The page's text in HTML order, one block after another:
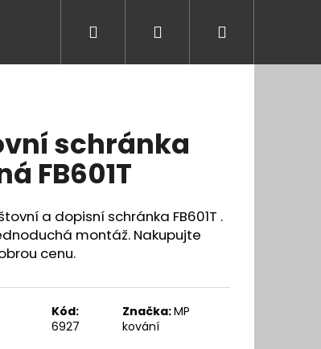
a zárubně Kontakt Blog
Přihlášení
schránka
FB601T
a dopisní schránka FB601T .
montáž. Nakupujte
cenu.
Kód:
6927
Značka:MP
kování